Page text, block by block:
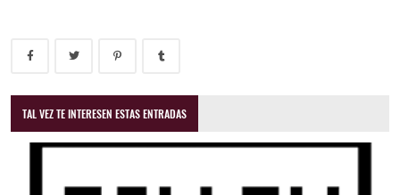
TAL VEZ TE INTERESEN ESTAS ENTRADAS